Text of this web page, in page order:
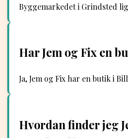
Byggemarkedet i Grindsted
Har Jem og Fix en
Ja, Jem og Fix har en butik i
Hvordan finder jeg